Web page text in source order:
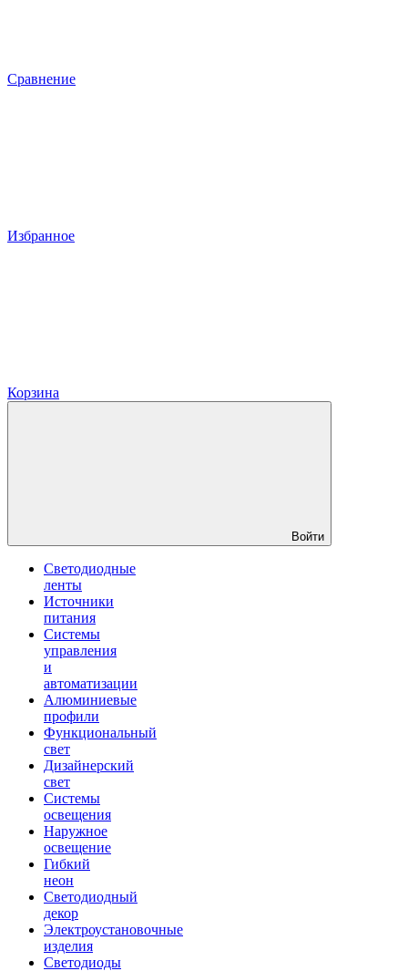
Сравнение
Избранное
Корзина
Войти
Светодиодные
ленты
Источники
питания
Системы
управления
и
автоматизации
Алюминиевые
профили
Функциональный
свет
Дизайнерский
свет
Системы
освещения
Наружное
освещение
Гибкий
неон
Светодиодный
декор
Электроустановочные
изделия
Светодиоды